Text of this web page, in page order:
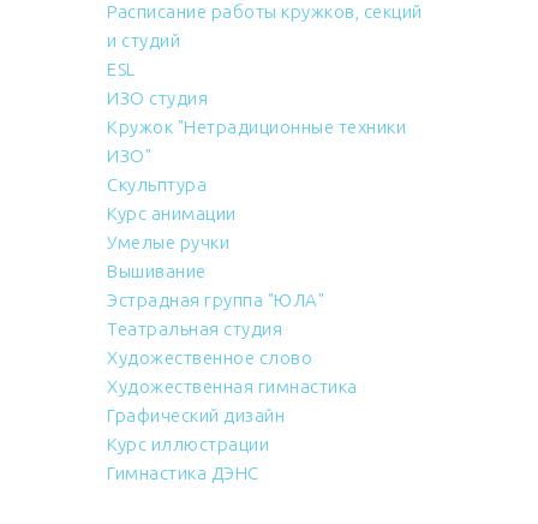
Расписание работы кружков, секций
и студий
ESL
ИЗО студия
Кружок "Нетрадиционные техники
ИЗО"
Скульптура
Курс анимации
Умелые ручки
Вышивание
Эстрадная группа "ЮЛА"
Театральная студия
Художественное слово
Художественная гимнастика
Графический дизайн
Курс иллюстрации
Гимнастика ДЭНС